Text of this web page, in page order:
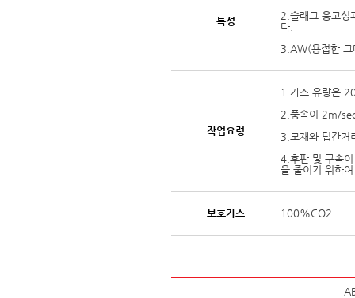
특성
2.슬래그 응고성
다.
3.AW(용접한 그
작업요령
1.가스 유량은
2.풍속이 2m/
3.모재와 팁간
4.후판 및 구속
을 줄이기 위하
보호가스 100%CO2